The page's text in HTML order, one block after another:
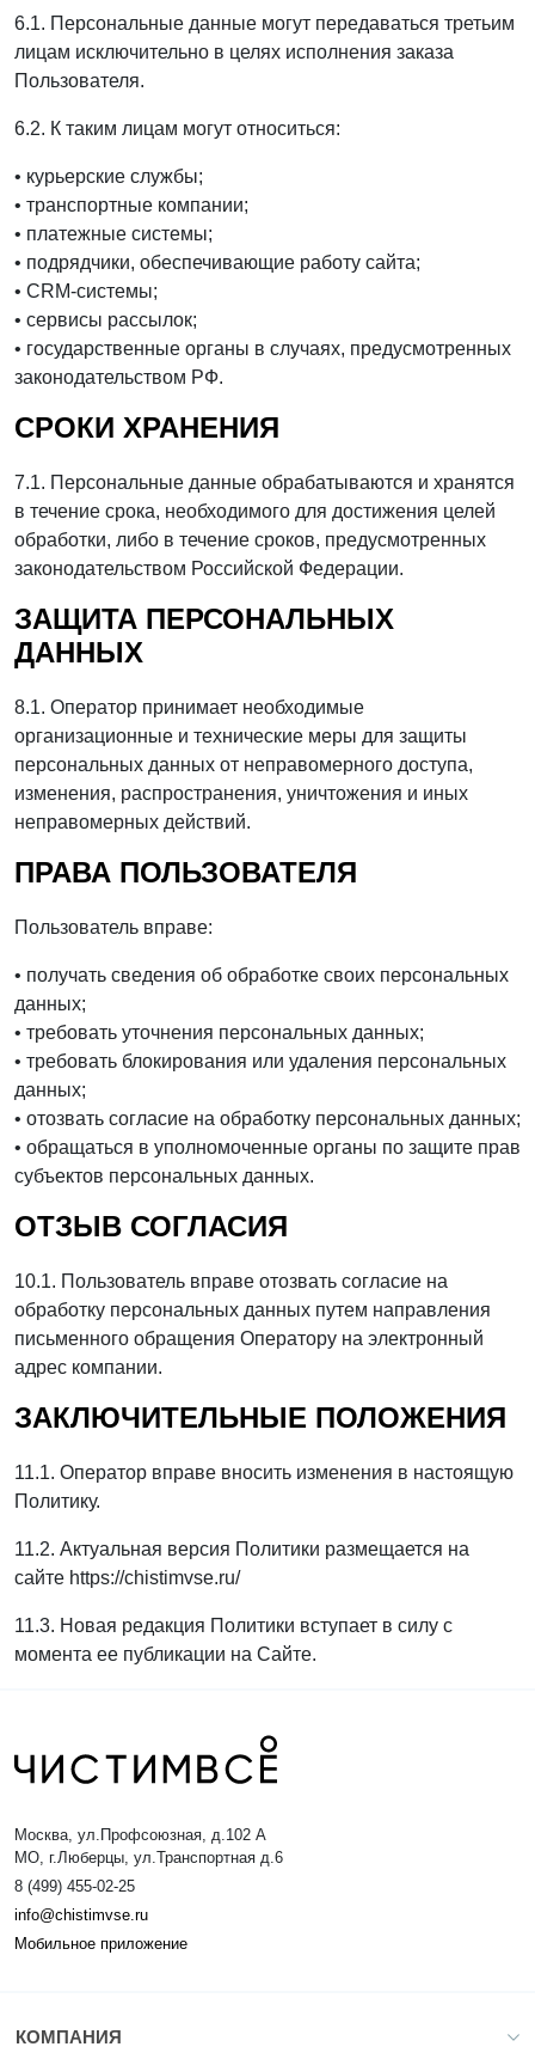
6.1. Персональные данные могут передаваться третьим
лицам исключительно в целях исполнения заказа
Пользователя.
6.2. К таким лицам могут относиться:
• курьерские службы;
• транспортные компании;
• платежные системы;
• подрядчики, обеспечивающие работу сайта;
• CRM-системы;
• сервисы рассылок;
• государственные органы в случаях, предусмотренных
законодательством РФ.
СРОКИ ХРАНЕНИЯ
7.1. Персональные данные обрабатываются и хранятся
в течение срока, необходимого для достижения целей
обработки, либо в течение сроков, предусмотренных
законодательством Российской Федерации.
ЗАЩИТА ПЕРСОНАЛЬНЫХ
ДАННЫХ
8.1. Оператор принимает необходимые
организационные и технические меры для защиты
персональных данных от неправомерного доступа,
изменения, распространения, уничтожения и иных
неправомерных действий.
ПРАВА ПОЛЬЗОВАТЕЛЯ
Пользователь вправе:
• получать сведения об обработке своих персональных
данных;
• требовать уточнения персональных данных;
• требовать блокирования или удаления персональных
данных;
• отозвать согласие на обработку персональных данных;
• обращаться в уполномоченные органы по защите прав
субъектов персональных данных.
ОТЗЫВ СОГЛАСИЯ
10.1. Пользователь вправе отозвать согласие на
обработку персональных данных путем направления
письменного обращения Оператору на электронный
адрес компании.
ЗАКЛЮЧИТЕЛЬНЫЕ ПОЛОЖЕНИЯ
11.1. Оператор вправе вносить изменения в настоящую
Политику.
11.2. Актуальная версия Политики размещается на
сайте https://chistimvse.ru/
11.3. Новая редакция Политики вступает в силу с
момента ее публикации на Сайте.
Москва, ул.Профсоюзная, д.102 А
МО, г.Люберцы, ул.Транспортная д.6
8 (499) 455-02-25
info@chistimvse.ru
Мобильное приложение
КОМПАНИЯ